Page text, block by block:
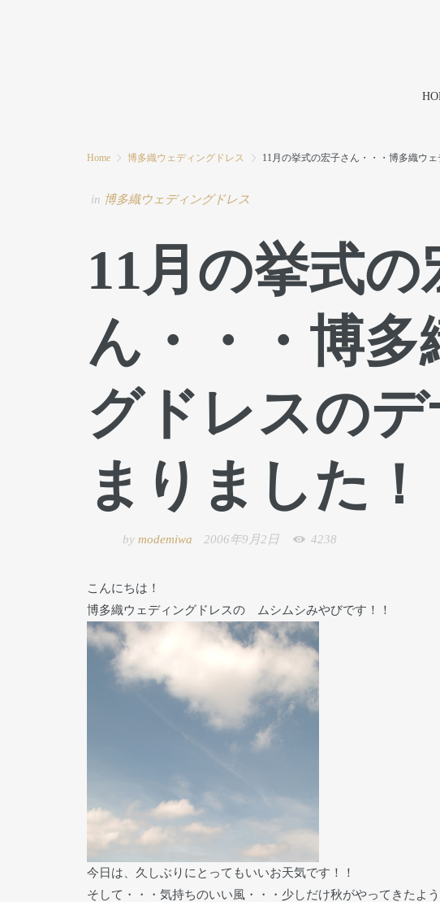
Home 博多織ウェディングドレス 11月の挙式の宏子さん・・・博多織ウ
in 博多織ウェディングドレス
11月の挙式の
ん・・・博
グドレスの
まりました！
by modemiwa 2006年9月2日 4238
こんにちは！
博多織ウェディングドレスの ムシムシみやびです！！
今日は、久しぶりにとってもいいお天気です！！
そして・・・気持ちのいい風・・・少しだけ秋がやってきたよう